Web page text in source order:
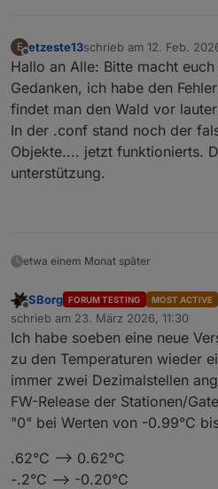
E
Offline
etzeste13schrieb am 12. Feb.
zuletzt editiert von
Hallo an Alle: Bitte macht
Gedanken, ich habe den
findet man den Wald vor
In der .conf stand noch der
Objekte.... jetzt funktionierts.
unterstützung.
etwa einem Monat später
Offline
SBorg FORUM TESTING MOST ACTIVE
schrieb am 23. März 2026, 11:30
zuletzt editiert von
Ich habe soeben eine neue
zu den Temperaturen wieder
immer zwei Dezimalstellen
FW-Release der Stationen/
"0" bei Werten von -0.99°C
.62°C --> 0.62°C
-.2°C --> -0.20°C